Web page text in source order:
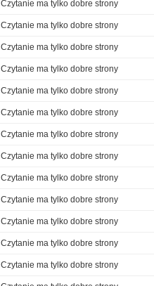
Czytanie ma tylko dobre strony
Czytanie ma tylko dobre strony
Czytanie ma tylko dobre strony
Czytanie ma tylko dobre strony
Czytanie ma tylko dobre strony
Czytanie ma tylko dobre strony
Czytanie ma tylko dobre strony
Czytanie ma tylko dobre strony
Czytanie ma tylko dobre strony
Czytanie ma tylko dobre strony
Czytanie ma tylko dobre strony
Czytanie ma tylko dobre strony
Czytanie ma tylko dobre strony